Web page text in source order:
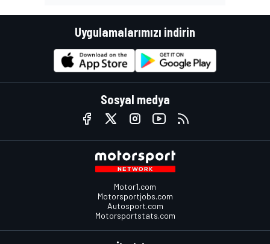
Uygulamalarımızı indirin
Sosyal medya
Motor1.com
Motorsportjobs.com
Autosport.com
Motorsportstats.com